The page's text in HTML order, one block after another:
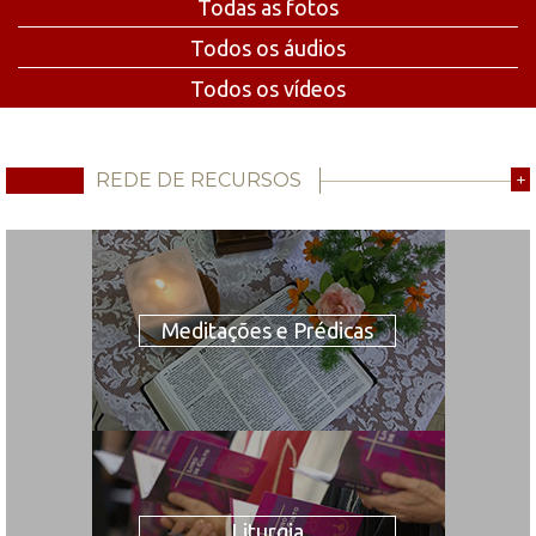
Todas as fotos
Todos os áudios
Todos os vídeos
REDE DE RECURSOS +
Meditações e Prédicas
Liturgia